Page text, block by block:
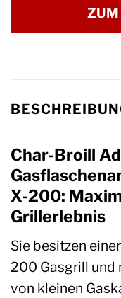
ZUM
Char-Broill
X-200:
Grillerlebnis
Sie besitzen
200 Gasgrill und
von kleinen